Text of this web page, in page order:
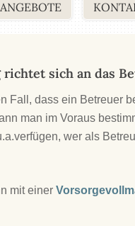
ANGEBOTE
sich an das
Fall, dass ein Betreuer
man im Voraus
wer als
mit einer